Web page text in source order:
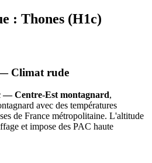
: Thones (H1c)
Climat rude
— Centre-Est montagnard,
avec des températures
de France métropolitaine. L'altitude
et impose des PAC haute